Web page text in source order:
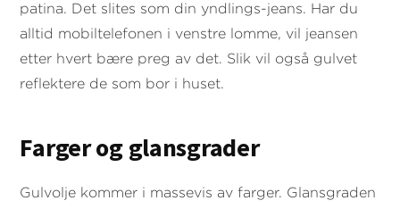
patina. Det slites som din yndlings-jeans. Har du
alltid mobiltelefonen i venstre lomme, vil jeansen
etter hvert bære preg av det. Slik vil også gulvet
reflektere de som bor i huset.
Farger og glansgrader
Gulvolje kommer i massevis av farger. Glansgraden